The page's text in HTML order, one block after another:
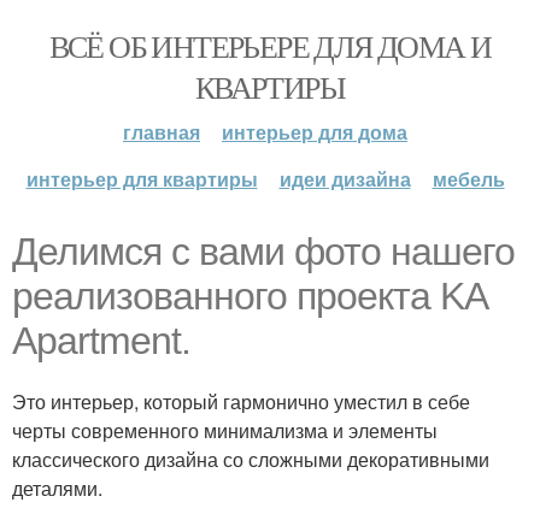
ВСЁ ОБ ИНТЕРЬЕРЕ ДЛЯ ДОМА И
КВАРТИРЫ
главная
интерьер для дома
интерьер для квартиры
идеи дизайна мебель
Делимся с вами фото нашего
реализованного проекта KA
Apartment.
Это интерьер, который гармонично уместил в себе
черты современного минимализма и элементы
классического дизайна со сложными декоративными
деталями.